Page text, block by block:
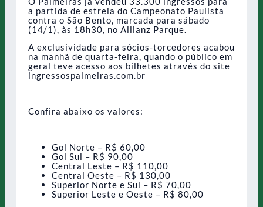
a partida de estreia do Campeonato Paulista
contra o São Bento, marcada para sábado
(14/1), às 18h30, no Allianz Parque.
A exclusividade para sócios-torcedores acabou
na manhã de quarta-feira, quando o público em
geral teve acesso aos bilhetes através do site
ingressospalmeiras.com.br
Confira abaixo os valores:
Gol Norte – R$ 60,00
Gol Sul – R$ 90,00
Central Leste – R$ 110,00
Central Oeste – R$ 130,00
Superior Norte e Sul – R$ 70,00
Superior Leste e Oeste – R$ 80,00